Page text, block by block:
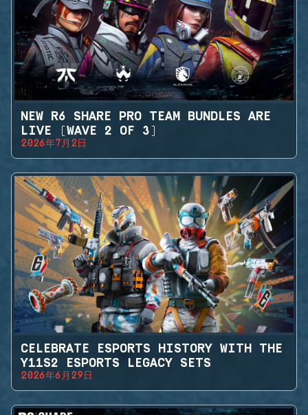
NEW R6 SHARE PRO TEAM BUNDLES ARE
LIVE (WAVE 2 OF 3)
2026年7月2日
CELEBRATE ESPORTS HISTORY WITH THE
Y11S2 ESPORTS LEGACY SETS
2026年6月29日